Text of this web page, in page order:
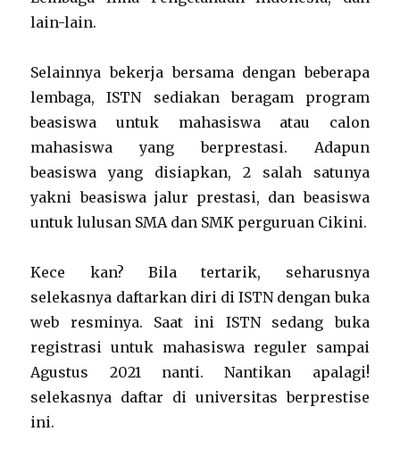
lain-lain.
Selainnya bekerja bersama dengan beberapa
lembaga, ISTN sediakan beragam program
beasiswa untuk mahasiswa atau calon
mahasiswa yang berprestasi. Adapun
beasiswa yang disiapkan, 2 salah satunya
yakni beasiswa jalur prestasi, dan beasiswa
untuk lulusan SMA dan SMK perguruan Cikini.
Kece kan? Bila tertarik, seharusnya
selekasnya daftarkan diri di ISTN dengan buka
web resminya. Saat ini ISTN sedang buka
registrasi untuk mahasiswa reguler sampai
Agustus 2021 nanti. Nantikan apalagi!
selekasnya daftar di universitas berprestise
ini.